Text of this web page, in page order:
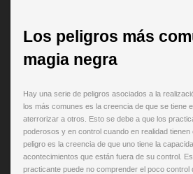
Los peligros más
magia negra
Hay una serie de peligros asociados a la
los más comunes es la creencia de que se tiene
aterrorizar a otros. Esto se debe a que los
poderosos y en control cuando en realidad
peligro es la creencia de que uno tiene la
acontecimientos que están fuera de su control.
practicante puede no comprender el poco control